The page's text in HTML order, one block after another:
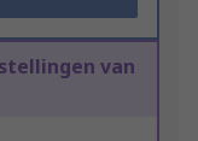
van